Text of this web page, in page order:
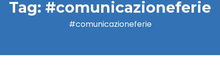
Tag: #comunicazioneferie
#comunicazioneferie